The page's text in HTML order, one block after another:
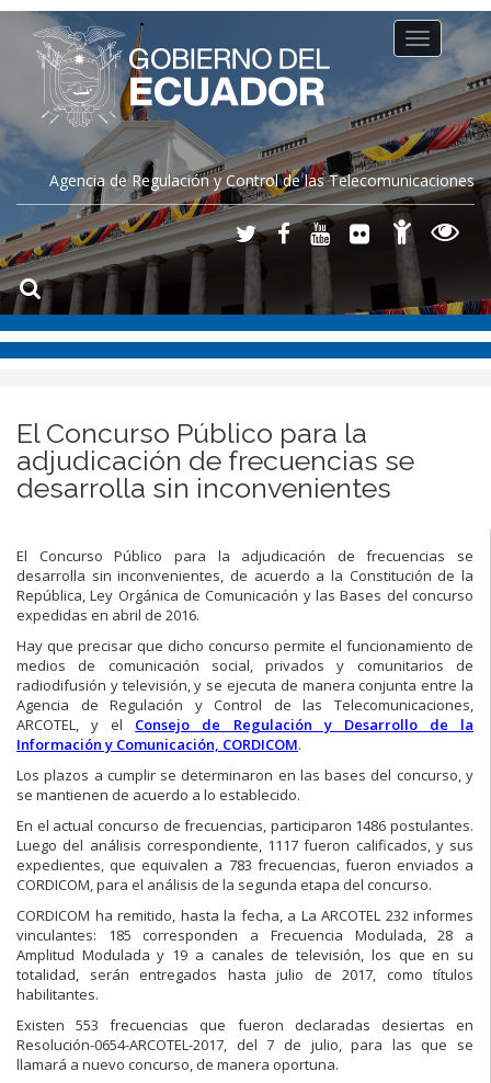
Agencia de Regulación y Control de las Telecomunicaciones
Toggle
navigation
El Concurso Público para la
adjudicación de frecuencias se
desarrolla sin inconvenientes
El Concurso Público para la adjudicación de frecuencias se
desarrolla sin inconvenientes, de acuerdo a la Constitución de la
República, Ley Orgánica de Comunicación y las Bases del concurso
expedidas en abril de 2016.
Hay que precisar que dicho concurso permite el funcionamiento de
medios de comunicación social, privados y comunitarios de
radiodifusión y televisión, y se ejecuta de manera conjunta entre la
Agencia de Regulación y Control de las Telecomunicaciones,
ARCOTEL, y el Consejo de Regulación y Desarrollo de la
Información y Comunicación, CORDICOM.
Los plazos a cumplir se determinaron en las bases del concurso, y
se mantienen de acuerdo a lo establecido.
En el actual concurso de frecuencias, participaron 1486 postulantes.
Luego del análisis correspondiente, 1117 fueron calificados, y sus
expedientes, que equivalen a 783 frecuencias, fueron enviados a
CORDICOM, para el análisis de la segunda etapa del concurso.
CORDICOM ha remitido, hasta la fecha, a La ARCOTEL 232 informes
vinculantes: 185 corresponden a Frecuencia Modulada, 28 a
Amplitud Modulada y 19 a canales de televisión, los que en su
totalidad, serán entregados hasta julio de 2017, como títulos
habilitantes.
Existen 553 frecuencias que fueron declaradas desiertas en
Resolución-0654-ARCOTEL-2017, del 7 de julio, para las que se
llamará a nuevo concurso, de manera oportuna.